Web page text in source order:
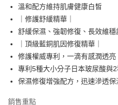
1.分期款項不併入電信帳單，「大哥付
2.透過簡訊連結打開帳單後，可選擇「
帳／街口支付／iPASS MONEY」等通
【注意事項】
1.本服務係由「台灣大哥大股份有限公
用戶於交易時，得透過本服務購買商品
2.基於同意付款使用「大哥付你分期」
由本公司與您本人進行分期帳單所需資
【「AFTEE先享後付」結帳流程】
１．於結帳方式選擇「AFTEE先享後付
２．訂單成立數日內，您將收到繳費通
３．收到繳費通知簡訊後14天內，點擊
ATM／網路銀行／等多元方式進行付款
※ 請注意：結帳手續完成當下不需立刻
購買商品的店家。未經商家同意取消之
後付繳納相關費用。
是否繳費成功／繳費後需取消欲退款等
全家取貨付款
付款後全家取貨
每筆NT$80，滿NT$1,880(含以上)
溫和配方維持肌膚健康白皙
｜修護舒緩精華｜
舒緩保濕、強韌修復、長效維穩
｜頂級藍銅肌因修復精華｜
修護權威專利，一滴有感潤透亮
專利5種大小分子日本玻尿酸與
保濕修復增強配方，迅速滲透保
銷售重點